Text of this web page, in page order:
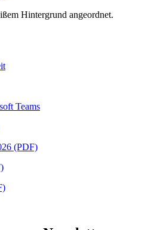
Teams
(PDF)